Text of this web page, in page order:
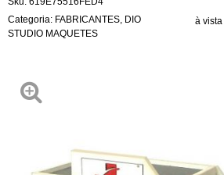
Categoria: FABRICANTES DIO
STUDIO MAQUETES
à vista